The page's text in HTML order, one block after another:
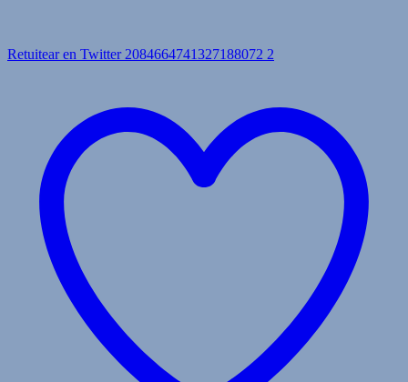
Retuitear en Twitter 2084664741327188072 2